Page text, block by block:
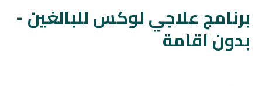
برنامج علاجي لوكس للبالغين -
بدون اقامة